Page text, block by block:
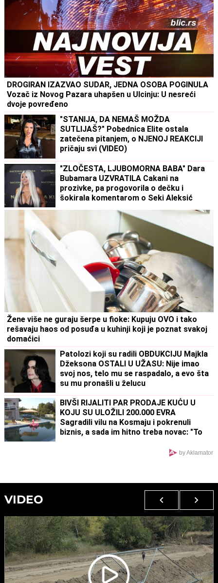
DROGIRAN IZAZVAO SUDAR, JEDNA OSOBA POGINULA
Vozač iz Novog Pazara uhapšen u Ulcinju: U nesreći
dvoje povređeno
"STANIJA, DA NEMAŠ MOŽDA
SUTLIJAŠ?" Pobednica Elite ostala
zatečena pitanjem, o NJENOJ REAKCIJI
pričaju svi (VIDEO)
"ZLOČESTA, LJUBOMORNA BABA" Dara
Bubamara UZVRATILA Cakani na
prozivke, pa progovorila o dečku i
šokirala komentarom o Seki Aleksić
Žene više ne guraju šerpe u fioke: Kupuju OVO i tako
rešavaju haos od posuđa u kuhinji koji je poznat svakoj
domaćici
Patolozi koji su radili OBDUKCIJU Majkla
Džeksona OSTALI U UŽASU: Nije imao
svoj nos, telo mu se raspadalo, a evo šta
su mu pronašli u želucu
BIVŠI RIJALITI PAR PRODAJE KUĆU U
KOJU SU ULOŽILI 200.000 EVRA
Sagradili vilu na Kosmaju i pokrenuli
biznis, a sada im hitno treba novac: "To
by Aklamator
VIDEO